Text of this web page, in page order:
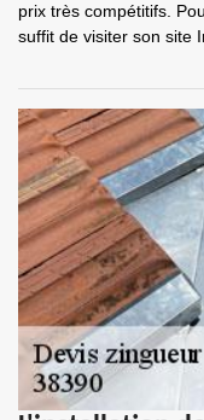
prix très compétitifs.
suffit de visiter son site